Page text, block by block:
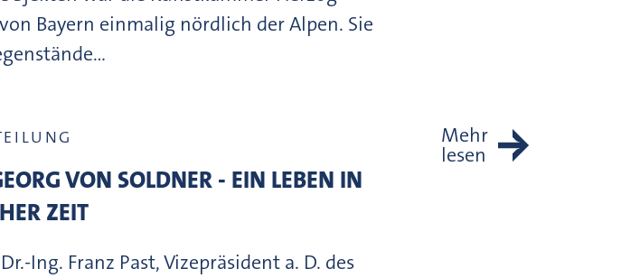
Bayern einmalig nördlich der Alpen. Sie
VON SOLDNER - EIN LEBEN IN
ZEIT
Ing. Franz Past, Vizepräsident a. D. des
Mehr
lesen